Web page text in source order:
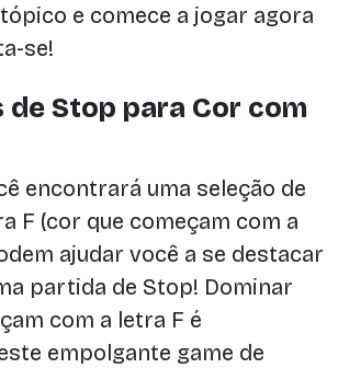
e comece a jogar agora
se!
de Stop para Cor com
encontrará uma seleção de
F (cor que começam com a
ajudar você a se destacar
partida de Stop! Dominar
com a letra F é
empolgante game de